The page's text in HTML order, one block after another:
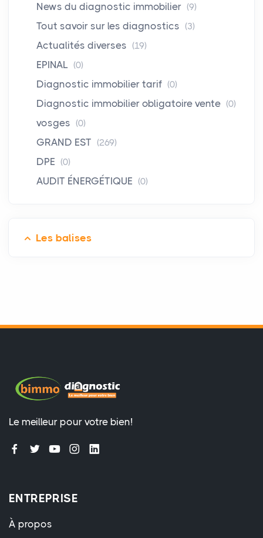
News du diagnostic immobilier (9)
Tout savoir sur les diagnostics (3)
Actualités diverses (19)
EPINAL (0)
Diagnostic immobilier tarif (0)
Diagnostic immobilier obligatoire vente (0)
vosges (0)
GRAND EST (269)
DPE (0)
AUDIT ÉNERGÉTIQUE (0)
Les balises
Le meilleur pour votre bien!
ENTREPRISE
À propos